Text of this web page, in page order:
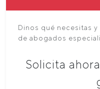
Dinos qué necesitas
de abogados
Solicita